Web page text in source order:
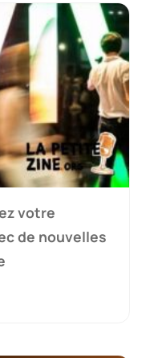
votre
de nouvelles